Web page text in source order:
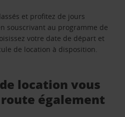
et profitez de jours
souscrivant au programme de
votre date de départ et
de location à disposition.
location vous
également